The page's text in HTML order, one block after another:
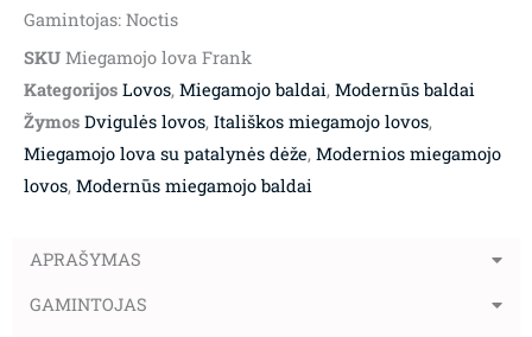
Gamintojas: Noctis
SKU Miegamojo lova Frank
Kategorijos Lovos, Miegamojo baldai, Modernūs baldai
Žymos Dvigulės lovos, Itališkos miegamojo lovos,
Miegamojo lova su patalynės dėže, Modernios miegamojo
lovos, Modernūs miegamojo baldai
APRAŠYMAS
GAMINTOJAS